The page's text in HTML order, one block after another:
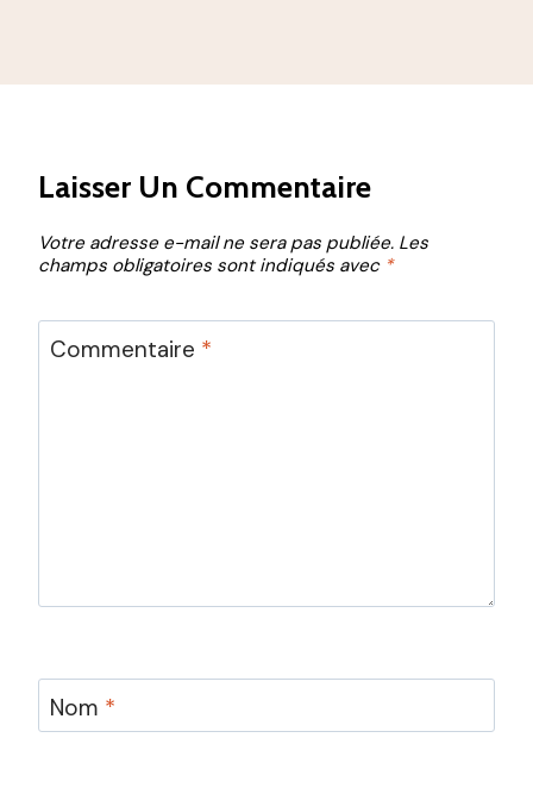
Laisser Un Commentaire
Votre adresse e-mail ne sera pas publiée. Les
champs obligatoires sont indiqués avec *
Commentaire *
Nom *